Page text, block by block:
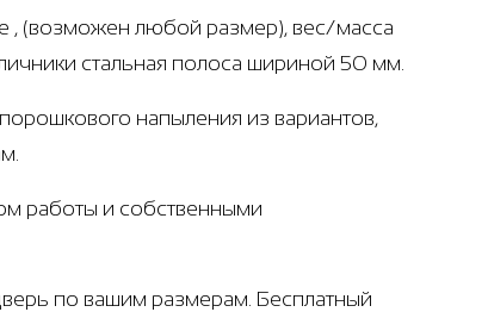
, (возможен любой размер), вес/масса
стальная полоса шириной 50 мм.
напыления из вариантов,
работы и собственными
по вашим размерам. Бесплатный